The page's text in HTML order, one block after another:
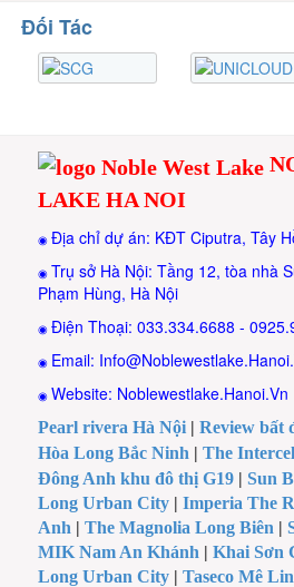
Đối Tác
LAKE HA NOI
◉Địa chỉ dự án: KĐT Ciputra, Tây
◉Trụ sở Hà Nội: Tầng 12, tòa nhà
Phạm Hùng, Hà Nội
◉Điện Thoại: 033.334.6688 -
◉ Email:
◉Website: Noblewestlake.Hanoi.Vn
Pearl rivera Hà Nội |Review bất
Hòa Long Bắc Ninh |The
Đông Anh khu đô thị G19 |Sun
Long Urban City |Imperia The
Anh |The Magnolia Long Biên |
MIK Nam An Khánh |Khai Sơn
Long Urban City |Taseco Mê